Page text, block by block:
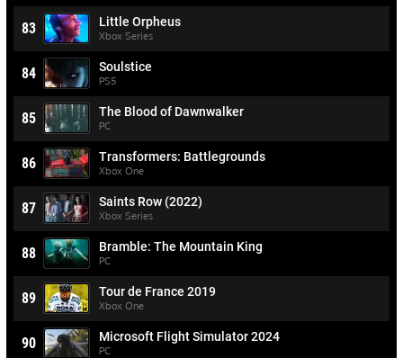
83 Little Orpheus
Xbox Series
84 Soulstice
PS5
85 The Blood of Dawnwalker
PC
86 Transformers: Battlegrounds
Xbox One
87 Saints Row (2022)
Xbox Series
88 Bramble: The Mountain King
PC
89 Tour de France 2019
Xbox One
90 Microsoft Flight Simulator 2024
PC